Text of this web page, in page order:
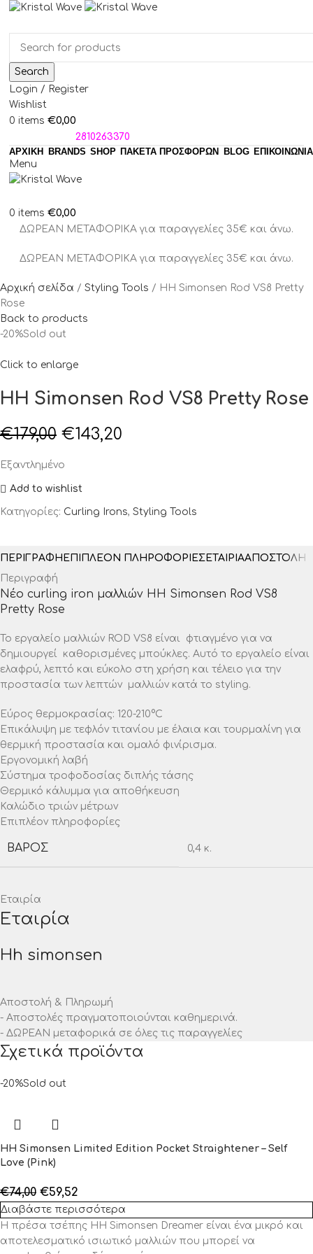
Search
Login / Register
Wishlist
0 items €0,00
2810263370
ΑΡΧΙΚΗ
BRANDS SHOP ΠΑΚΈΤΑ ΠΡΟΣΦΟΡΏΝ BLOG ΕΠΙΚΟΙΝΩΝΙΑ
Menu
0 items €0,00
ΔΩΡΕΑΝ ΜΕΤΑΦΟΡΙΚΑ για παραγγελίες 35€ και άνω.
ΔΩΡΕΑΝ ΜΕΤΑΦΟΡΙΚΑ για παραγγελίες 35€ και άνω.
Αρχική σελίδα Styling Tools
HH Simonsen Rod VS8 Pretty
Rose
Back to products
-20%Sold out
Click to enlarge
HH Simonsen Rod VS8 Pretty Rose
€179,00 €143,20
Εξαντλημένο
Add to wishlist
Κατηγορίες: Curling Irons, Styling Tools
ΠΕΡΙΓΡΑΦΉ ΕΠΙΠΛΈΟΝ ΠΛΗΡΟΦΟΡΊΕΣ ΕΤΑΙΡΊΑΑΠΟΣΤΟΛΉ
Περιγραφή
Νέο curling iron μαλλιών HH Simonsen Rod VS8
Pretty Rose
Το εργαλείο μαλλιών ROD VS8 είναι φτιαγμένο για να
δημιουργεί καθορισμένες μπούκλες. Αυτό το εργαλείο είναι
ελαφρύ, λεπτό και εύκολο στη χρήση και τέλειο για την
προστασία των λεπτών μαλλιών κατά το styling.
Εύρος θερμοκρασίας: 120-210°C
Επικάλυψη με τεφλόν τιτανίου με έλαια και τουρμαλίνη για
θερμική προστασία και ομαλό φινίρισμα.
Εργονομική λαβή
Σύστημα τροφοδοσίας διπλής τάσης
Θερμικό κάλυμμα για αποθήκευση
Καλώδιο τριών μέτρων
Επιπλέον πληροφορίες
ΒΆΡΟΣ 0,4 κ.
Εταιρία
Εταιρία
Hh simonsen
Αποστολή & Πληρωμή
- Αποστολές πραγματοποιούνται καθημερινά.
- ΔΩΡΕΑΝ μεταφορικά σε όλες τις παραγγελίες
Σχετικά προϊόντα
-20%Sold out
HH Simonsen Limited Edition Pocket Straightener – Self
Love (Pink)
€74,00 €59,52
Διαβάστε περισσότερα
Η πρέσα τσέπης HH Simonsen Dreamer είναι ένα μικρό και
αποτελεσματικό ισιωτικό μαλλιών που μπορεί να